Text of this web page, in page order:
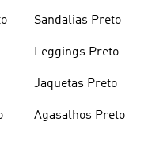
Sandalias Preto
Leggings Preto
Jaquetas Preto
Agasalhos Preto